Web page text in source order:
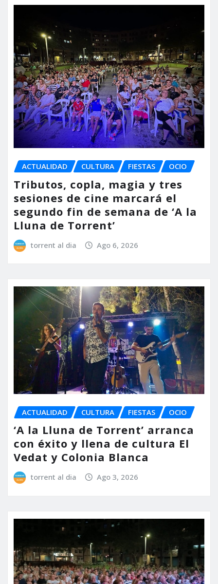
ACTUALIDAD CULTURA FIESTAS OCIO
Tributos, copla, magia y tres
sesiones de cine marcará el
segundo fin de semana de ‘A la
Lluna de Torrent’
torrent al dia Ago 6, 2026
ACTUALIDAD CULTURA FIESTAS OCIO
‘A la Lluna de Torrent’ arranca
con éxito y llena de cultura El
Vedat y Colonia Blanca
torrent al dia Ago 3, 2026